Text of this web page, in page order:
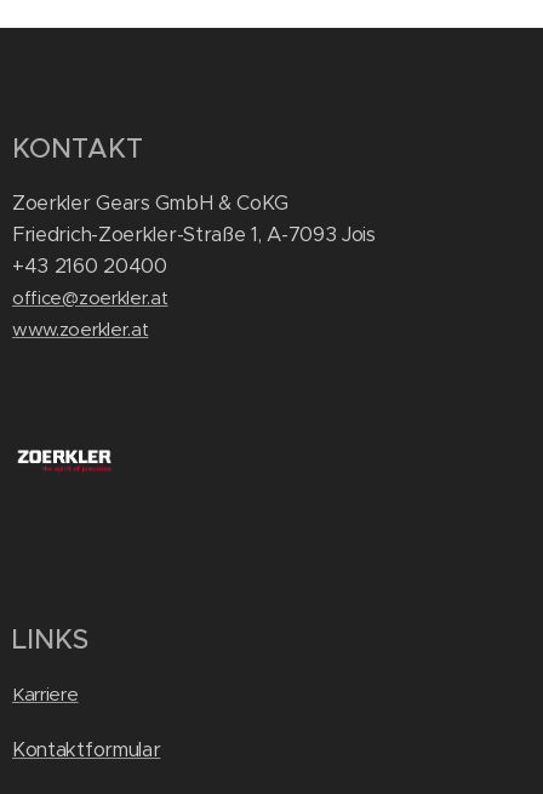
KONTAKT
Zoerkler Gears GmbH & CoKG
Friedrich-Zoerkler-Straße 1, A-7093 Jois
+43 2160 20400
office@zoerkler.at
www.zoerkler.at
LINKS
Karriere
Kontaktformular